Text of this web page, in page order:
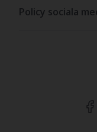
Policy sociala